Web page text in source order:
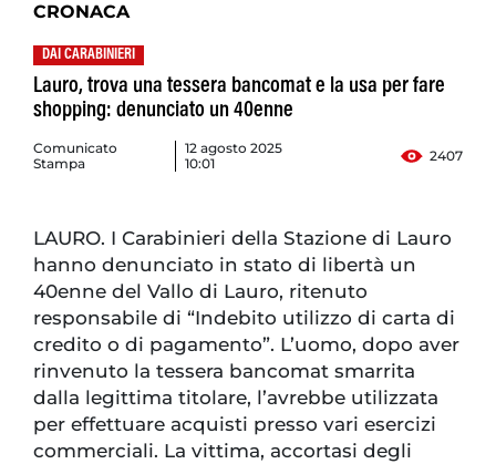
CRONACA
DAI CARABINIERI
Lauro, trova una tessera bancomat e la usa per fare
shopping: denunciato un 40enne
Comunicato
Stampa
12 agosto 2025
10:01
2407
LAURO. I Carabinieri della Stazione di Lauro
hanno denunciato in stato di libertà un
40enne del Vallo di Lauro, ritenuto
responsabile di “Indebito utilizzo di carta di
credito o di pagamento”. L’uomo, dopo aver
rinvenuto la tessera bancomat smarrita
dalla legittima titolare, l’avrebbe utilizzata
per effettuare acquisti presso vari esercizi
commerciali. La vittima, accortasi degli